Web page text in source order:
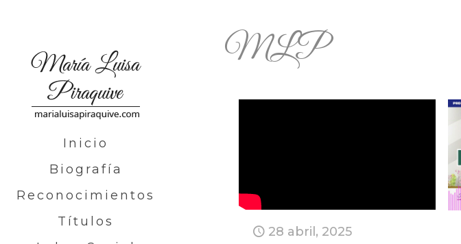
Inicio
Biografía
Reconocimientos
Títulos
MLP
28 abril, 2025